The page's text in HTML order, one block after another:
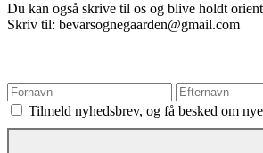
Du kan også skrive til os og blive holdt
Skriv til: bevarsognegaarden@gmail.com
Tilmeld nyhedsbrev, og få besked om